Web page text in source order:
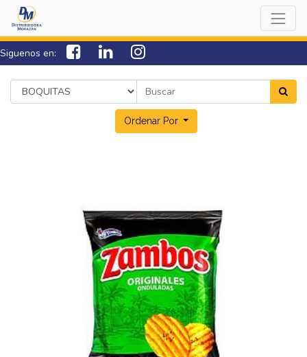
Siguenos en:
7538-0000 sac@lamorazan.com
Ordenar Por